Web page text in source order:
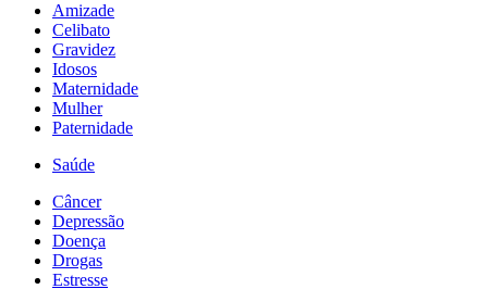
Amizade
Celibato
Gravidez
Idosos
Maternidade
Mulher
Paternidade
Saúde
Câncer
Depressão
Doença
Drogas
Estresse